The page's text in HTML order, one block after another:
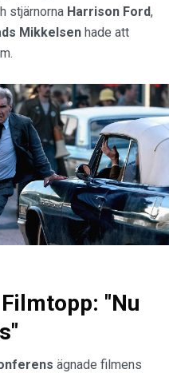
stjärnorna Harrison Ford,
Mikkelsen hade att
"Nu
ägnade filmens